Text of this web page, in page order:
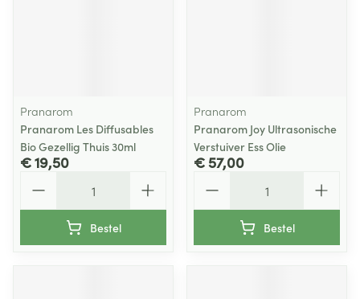
Pranarom
Pranarom Les Diffusables
Bio Gezellig Thuis 30ml
€ 19,50
Bestel
Pranarom
Pranarom Joy Ultrasonische
Verstuiver Ess Olie
€ 57,00
Bestel